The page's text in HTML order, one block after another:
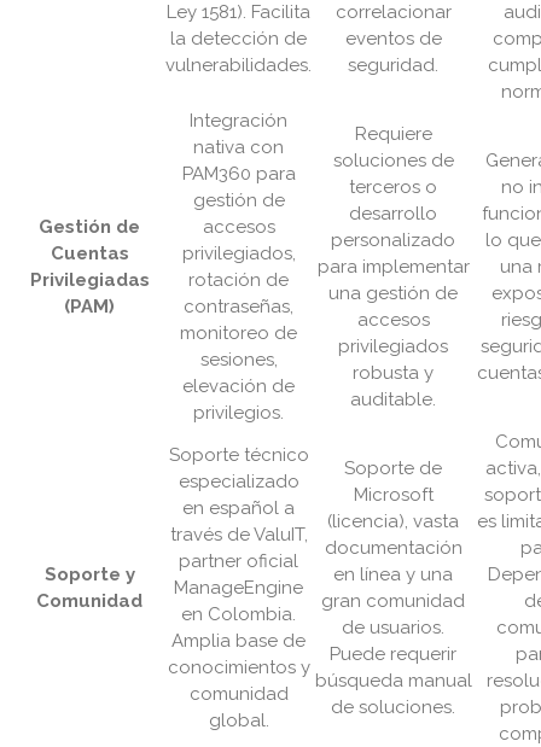
Ley 1581). Facilita
la detección de
vulnerabilidades.
correlacionar
eventos de
seguridad.
Gestión de
Cuentas
Privilegiadas
(PAM)
Integración
nativa con
PAM360 para
gestión de
accesos
privilegiados,
rotación de
contraseñas,
monitoreo de
sesiones,
elevación de
privilegios.
Requiere
soluciones de
terceros o
desarrollo
personalizado
para implementar
una gestión de
accesos
privilegiados
robusta y
auditable.
no
lo
una
Soporte y
Comunidad
Soporte técnico
especializado
en español a
través de ValuIT,
partner oficial
ManageEngine
en Colombia.
Amplia base de
conocimientos y
comunidad
global.
Soporte de
Microsoft
(licencia), vasta
documentación
en línea y una
gran comunidad
de usuarios.
Puede requerir
búsqueda manual
de soluciones.
es